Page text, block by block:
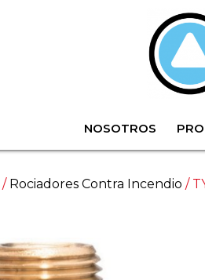
NOSOTROS
/ Rociadores Contra Incendio /